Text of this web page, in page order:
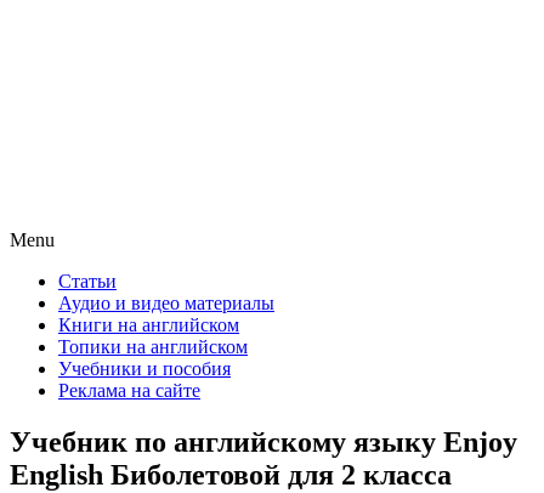
Menu
Статьи
Аудио и видео материалы
Книги на английском
Топики на английском
Учебники и пособия
Реклама на сайте
Учебник по английскому языку Enjoy
English Биболетовой для 2 класса